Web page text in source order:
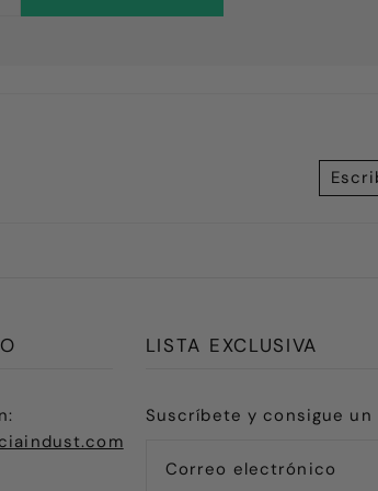
LISTA EXCLUSIVA
Suscríbete y consigue un